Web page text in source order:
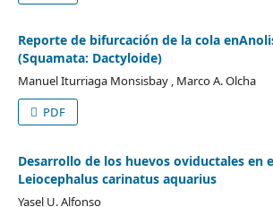
Reporte de bifurcación de la cola
(Squamata: Dactyloide)
Manuel Iturriaga Monsisbay , Marco A. Olcha
PDF
Desarrollo de los huevos oviductales en
Leiocephalus carinatus aquarius
Yasel U. Alfonso